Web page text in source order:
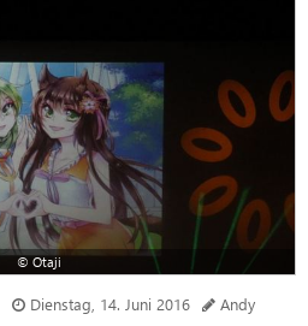
© Otaji
Dienstag, 14. Juni 2016 Andy